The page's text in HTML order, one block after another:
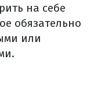
на себе
обязательно
или